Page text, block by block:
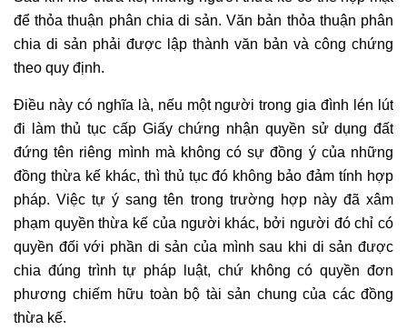
để thỏa thuận phân chia di sản. Văn bản thỏa thuận phân
chia di sản phải được lập thành văn bản và công chứng
theo quy định.
Điều này có nghĩa là, nếu một người trong gia đình lén lút
đi làm thủ tục cấp Giấy chứng nhận quyền sử dụng đất
đứng tên riêng mình mà không có sự đồng ý của những
đồng thừa kế khác, thì thủ tục đó không bảo đảm tính hợp
pháp. Việc tự ý sang tên trong trường hợp này đã xâm
phạm quyền thừa kế của người khác, bởi người đó chỉ có
quyền đối với phần di sản của mình sau khi di sản được
chia đúng trình tự pháp luật, chứ không có quyền đơn
phương chiếm hữu toàn bộ tài sản chung của các đồng
thừa kế.